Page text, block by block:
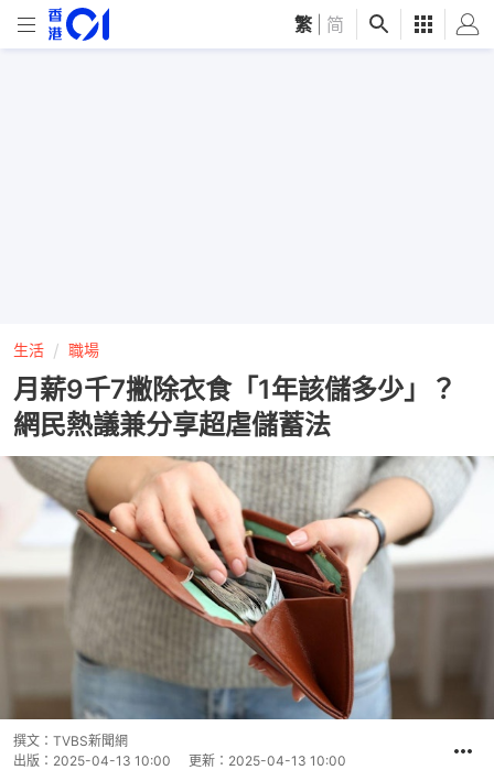
繁 简
生活 職場
月薪9千7撇除衣食「1年該儲多少」？
網民熱議兼分享超虐儲蓄法
撰文： TVBS新聞網
出版： 2025-04-13 10:00 更新： 2025-04-13 10:00